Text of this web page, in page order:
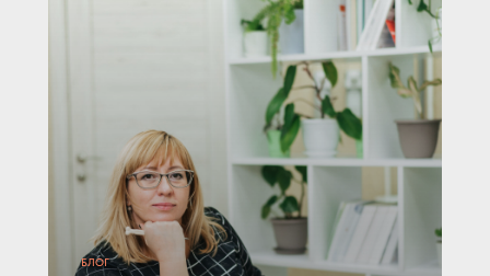
БЛОГ